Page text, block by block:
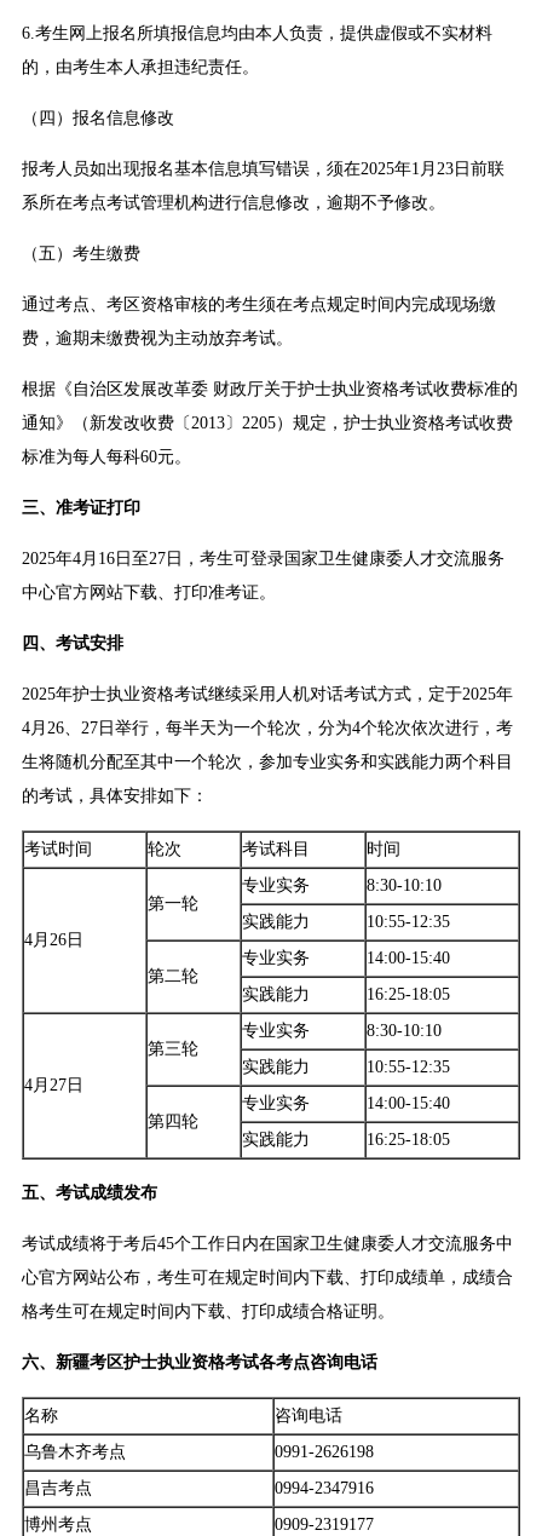
6.考生网上报名所填报信息均由本人负责，提供虚假或不实材料
的，由考生本人承担违纪责任。
（四）报名信息修改
报考人员如出现报名基本信息填写错误，须在2025年1月23日前联
系所在考点考试管理机构进行信息修改，逾期不予修改。
（五）考生缴费
通过考点、考区资格审核的考生须在考点规定时间内完成现场缴
费，逾期未缴费视为主动放弃考试。
根据《自治区发展改革委 财政厅关于护士执业资格考试收费标准的
通知》（新发改收费〔2013〕2205）规定，护士执业资格考试收费
标准为每人每科60元。
三、准考证打印
2025年4月16日至27日，考生可登录国家卫生健康委人才交流服务
中心官方网站下载、打印准考证。
四、考试安排
2025年护士执业资格考试继续采用人机对话考试方式，定于2025年
4月26、27日举行，每半天为一个轮次，分为4个轮次依次进行，考
生将随机分配至其中一个轮次，参加专业实务和实践能力两个科目
的考试，具体安排如下：
考试时间 轮次 考试科目 时间
4月26日
第一轮
专业实务
8:30-10:10
实践能力
10:55-12:35
第二轮
专业实务
14:00-15:40
实践能力
16:25-18:05
4月27日
第三轮
专业实务
8:30-10:10
实践能力
10:55-12:35
第四轮
专业实务
14:00-15:40
实践能力
16:25-18:05
五、考试成绩发布
考试成绩将于考后45个工作日内在国家卫生健康委人才交流服务中
心官方网站公布，考生可在规定时间内下载、打印成绩单，成绩合
格考生可在规定时间内下载、打印成绩合格证明。
六、新疆考区护士执业资格考试各考点咨询电话
名称
咨询电话
乌鲁木齐考点
0991-2626198
昌吉考点
0994-2347916
博州考点
0909-2319177